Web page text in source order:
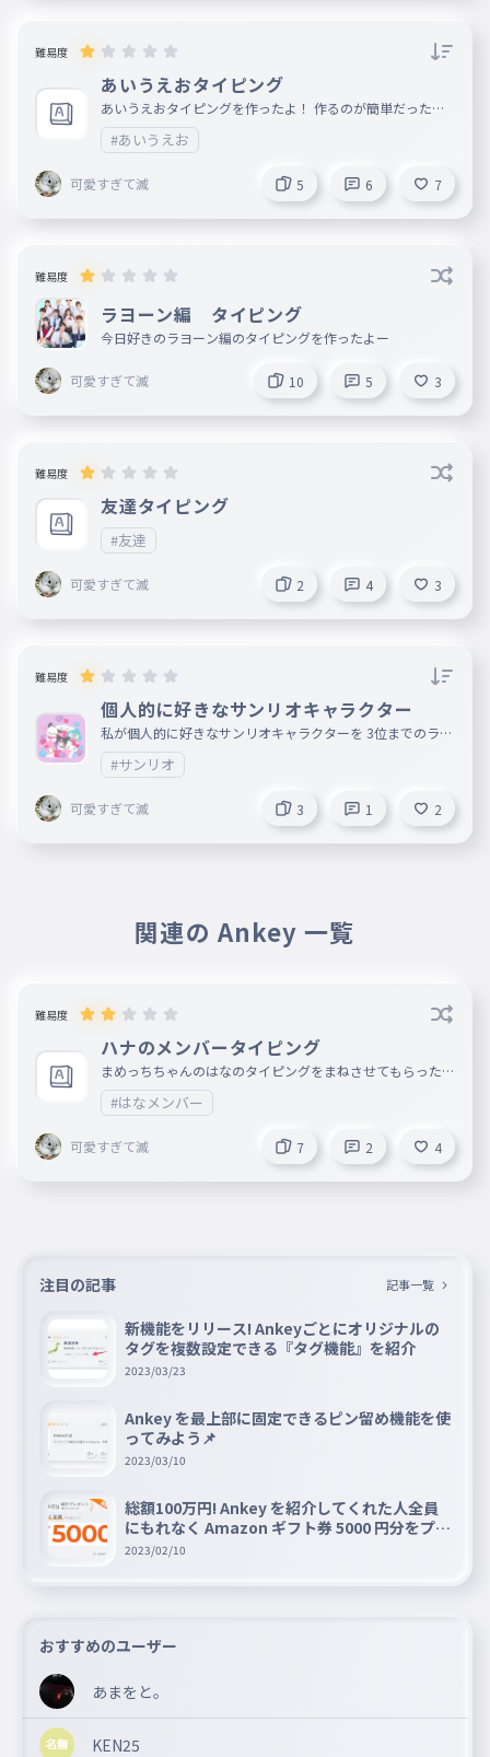
難易度
あいうえおタイピング
あいうえおタイピングを作ったよ！ 作るのが簡単だった！
！！！ これ簡単すぎたかなコメントで教えて！！！！！！
！！
#あいうえお
可愛すぎて滅 5 6 7
難易度
ラヨーン編 タイピング
今日好きのラヨーン編のタイピングを作ったよー
可愛すぎて滅 10 5 3
難易度
友達タイピング
#友達
可愛すぎて滅 2 4 3
難易度
個人的に好きなサンリオキャラクター
私が個人的に好きなサンリオキャラクターを 3位までのラン
キングにしたよー みんなが好きなサンリオキャラクターを
コメントで教えてね
#サンリオ
可愛すぎて滅 3 1 2
関連の Ankey 一覧
難易度
ハナのメンバータイピング
まめっちちゃんのはなのタイピングをまねさせてもらったよ
ー ちゃんときょかはとったから安心してね〜
#はなメンバー
可愛すぎて滅 7 2 4
注目の記事 記事一覧
新機能をリリース! Ankeyごとにオリジナルの
タグを複数設定できる『タグ機能』を紹介
2023/03/23
Ankey を最上部に固定できるピン留め機能を使
ってみよう📌
2023/03/10
総額100万円! Ankey を紹介してくれた人全員
にもれなく Amazon ギフト券 5000 円分をプレ
ゼントキャンペーン!!
2023/02/10
おすすめのユーザー
あまをと。
KEN25